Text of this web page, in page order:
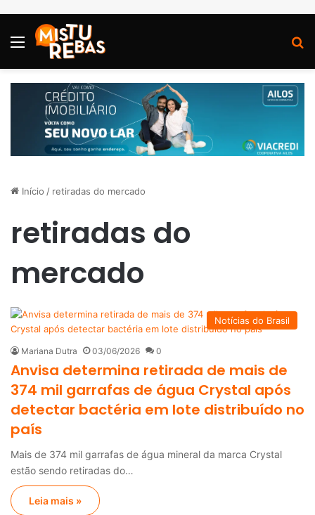
Menu
Início / retiradas do mercado
retiradas do
mercado
Notícias do Brasil
Mariana Dutra 03/06/2026 0
Anvisa determina retirada de mais de
374 mil garrafas de água Crystal após
detectar bactéria em lote distribuído no
país
Mais de 374 mil garrafas de água mineral da marca Crystal
estão sendo retiradas do…
Leia mais »